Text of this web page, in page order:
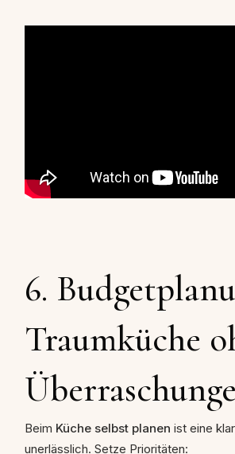
6.
Traumküche
Beim Küche selbst planen ist eine
unerlässlich. Setze Prioritäten: